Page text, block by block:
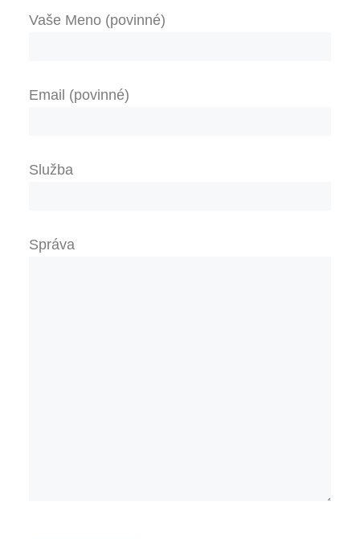
Vaše Meno (povinné)
Email (povinné)
Služba
Správa